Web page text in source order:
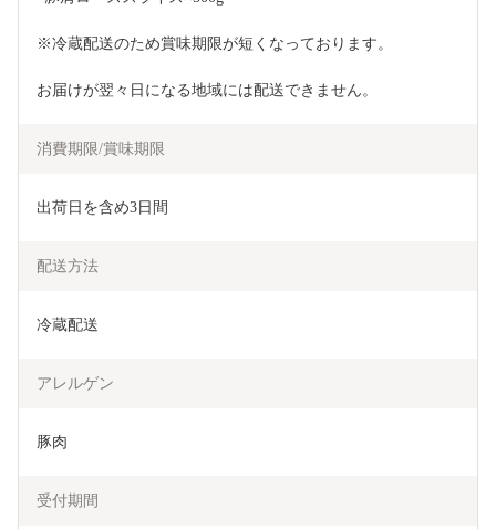
※冷蔵配送のため賞味期限が短くなっております。
お届けが翌々日になる地域には配送できません。
消費期限/賞味期限
出荷日を含め3日間
配送方法
冷蔵配送
アレルゲン
豚肉
受付期間